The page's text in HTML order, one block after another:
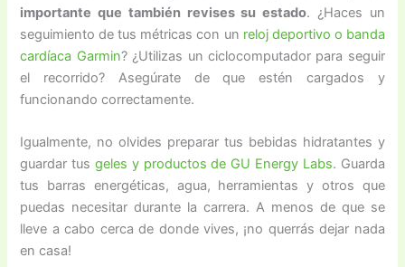
importante que también revises su estado. ¿Haces un
seguimiento de tus métricas con un reloj deportivo o banda
cardíaca Garmin? ¿Utilizas un ciclocomputador para seguir
el recorrido? Asegúrate de que estén cargados y
funcionando correctamente.
Igualmente, no olvides preparar tus bebidas hidratantes y
guardar tus geles y productos de GU Energy Labs. Guarda
tus barras energéticas, agua, herramientas y otros que
puedas necesitar durante la carrera. A menos de que se
lleve a cabo cerca de donde vives, ¡no querrás dejar nada
en casa!